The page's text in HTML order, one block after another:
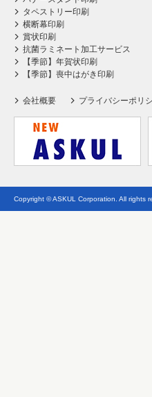
タペストリー印刷
横断幕印刷
賞状印刷
抗菌ラミネート加工サービス
【季節】年賀状印刷
【季節】喪中はがき印刷
会社概要 プライバシーポリ
Copyright © ASKUL Corporation. All rights